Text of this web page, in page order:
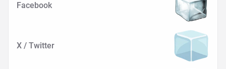
Facebook
X / Twitter